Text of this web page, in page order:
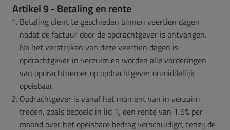
Artikel 9 - Betaling en rente
Betaling dient te geschieden binnen veertien dagen
nadat de factuur door de opdrachtgever is ontvangen.
Na het verstrijken van deze veertien dagen is
opdrachtgever in verzuim en worden alle vorderingen
van opdrachtnemer op opdrachtgever onmiddellijk
opeisbaar.
Opdrachtgever is vanaf het moment van in verzuim
treden, zoals bedoeld in lid 1, een rente van 1,5% per
maand over het opeisbare bedrag verschuldigd, tenzij de